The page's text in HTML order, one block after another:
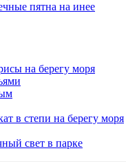
пятна на инее
на берегу моря
в степи на берегу моря
свет в парке